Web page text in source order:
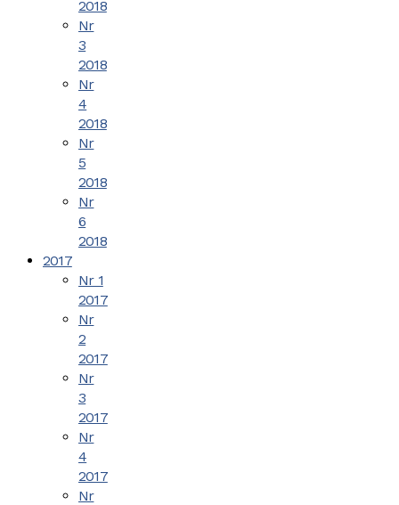
2018
Nr
3
2018
Nr
4
2018
Nr
5
2018
Nr
6
2018
2017
Nr 1
2017
Nr
2
2017
Nr
3
2017
Nr
4
2017
Nr